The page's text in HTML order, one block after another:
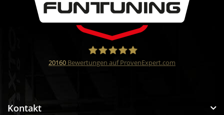
20160 Bewertungen auf ProvenExpert.com
Kontakt